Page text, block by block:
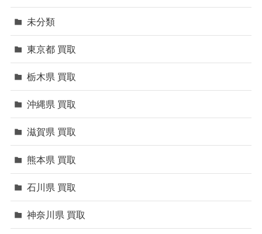
未分類
東京都 買取
栃木県 買取
沖縄県 買取
滋賀県 買取
熊本県 買取
石川県 買取
神奈川県 買取